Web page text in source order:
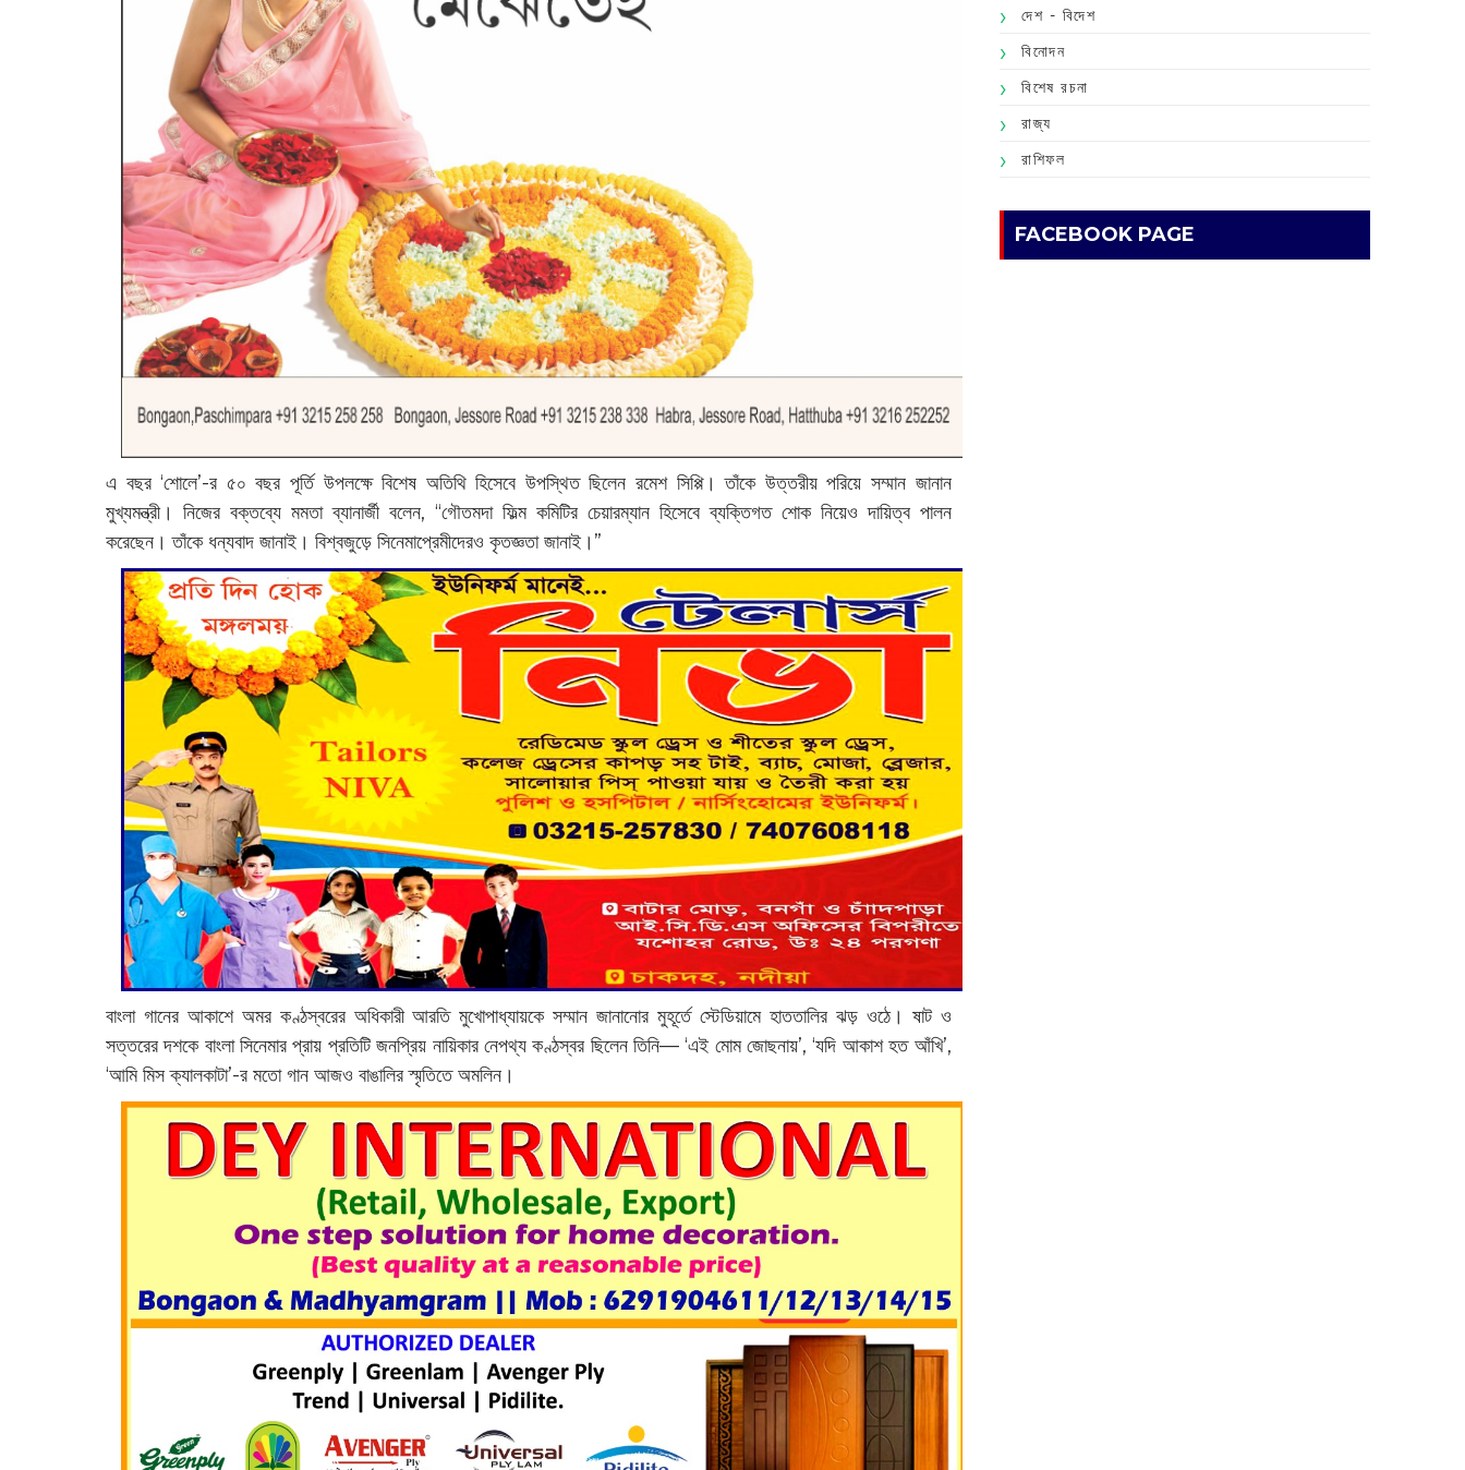
এ বছর ‘শোলে’-র ৫০ বছর পূর্তি উপলক্ষে বিশেষ অতিথি হিসেবে উপস্থিত ছিলেন রমেশ সিপ্পি। তাঁকে উত্তরীয় পরিয়ে সম্মান জানান
মুখ্যমন্ত্রী। নিজের বক্তব্যে মমতা ব্যানার্জী বলেন, “গৌতমদা ফিল্ম কমিটির চেয়ারম্যান হিসেবে ব্যক্তিগত শোক নিয়েও দায়িত্ব পালন
করেছেন। তাঁকে ধন্যবাদ জানাই। বিশ্বজুড়ে সিনেমাপ্রেমীদেরও কৃতজ্ঞতা জানাই।”
বাংলা গানের আকাশে অমর কণ্ঠস্বরের অধিকারী আরতি মুখোপাধ্যায়কে সম্মান জানানোর মুহূর্তে স্টেডিয়ামে হাততালির ঝড় ওঠে। ষাট ও
সত্তরের দশকে বাংলা সিনেমার প্রায় প্রতিটি জনপ্রিয় নায়িকার নেপথ্য কণ্ঠস্বর ছিলেন তিনি— ‘এই মোম জোছনায়’, ‘যদি আকাশ হত আঁখি’,
‘আমি মিস ক্যালকাটা’-র মতো গান আজও বাঙালির স্মৃতিতে অমলিন।
দেশ - বিদেশ
বিনোদন
বিশেষ রচনা
রাজ্য
রাশিফল
FACEBOOK PAGE